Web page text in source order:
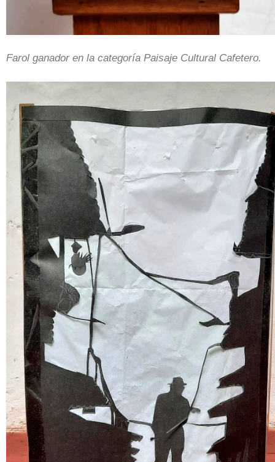
Farol ganador en la categoría Paisaje Cultural Cafetero.